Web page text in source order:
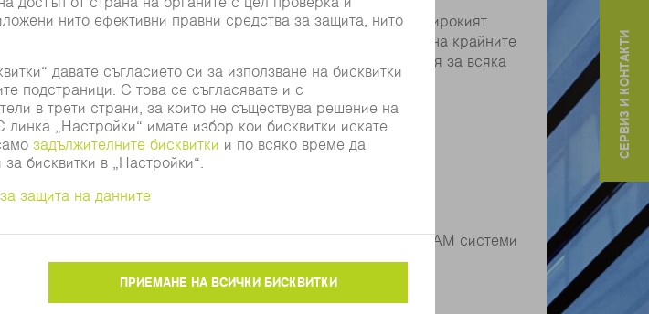
международните клиенти от множество отрасли и широкият
базата на симулации и изчисления по метода на крайните
на стратегия за платформа с международна ориентация за всяка
в гъвкави екипи: от интерфейс човек-машина, през CAD/CAM системи
и цели фабрики.
СЕРВИЗ И КОНТАКТИ